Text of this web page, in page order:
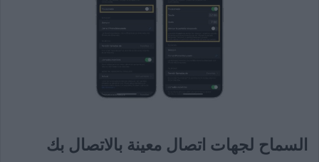
السماح لجهات اتصال معينة بالاتصال بك